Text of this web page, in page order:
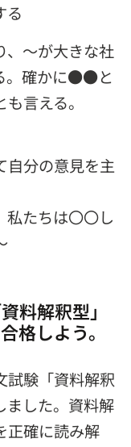
る
～が大きな社
。確かに●●と
言える。
自分の意見を主
私たちは〇〇し
料解釈型」
格しよう。
試験「資料解釈
ました。資料解
正確に読み解